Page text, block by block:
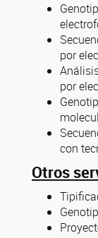
por
por
con
Otros